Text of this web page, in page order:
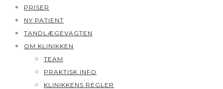
PRISER
NY PATIENT
TANDLÆGEVAGTEN
OM KLINIKKEN
TEAM
PRAKTISK INFO
KLINIKKENS REGLER